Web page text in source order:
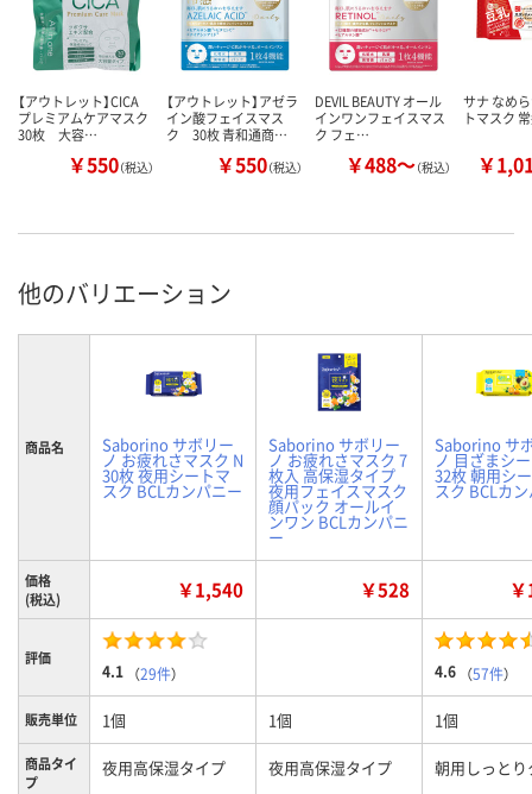
【アウトレット】CICA
プレミアムケアマスク
30枚 大容…
￥550（税込）
【アウトレット】アゼラ
イン酸フェイスマス
ク 30枚 青和通商…
￥550（税込）
DEVIL BEAUTY オール
インワンフェイスマス
ク フェ…
￥488～（税込）
サナ なめ
トマスク
￥
他のバリエーション
商品名 Saborino サボリー
ノ お疲れさマスク N
30枚 夜用シートマ
スク BCLカンパニー
Saborino サボリー
ノ お疲れさマスク 7
枚入 高保湿タイプ
夜用フェイスマスク
顔パック オールイ
ンワン BCLカンパニ
ー
Saborino サ
ノ 目ざまシ
32枚 朝用シ
スク BCLカ
価格
(税込)
￥1,540 ￥528
評価
4.1 （29件） 4.6 （57件）
販売単位 1個 1個 1個
商品タイ
プ
夜用高保湿タイプ 夜用高保湿タイプ 朝用しっとり